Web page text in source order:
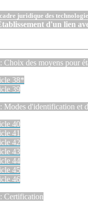
juridique des
d'un lien
Choix des moyens pour
38*
39
Modes d'identification et
40
41
42
43
44
45
46
Certification